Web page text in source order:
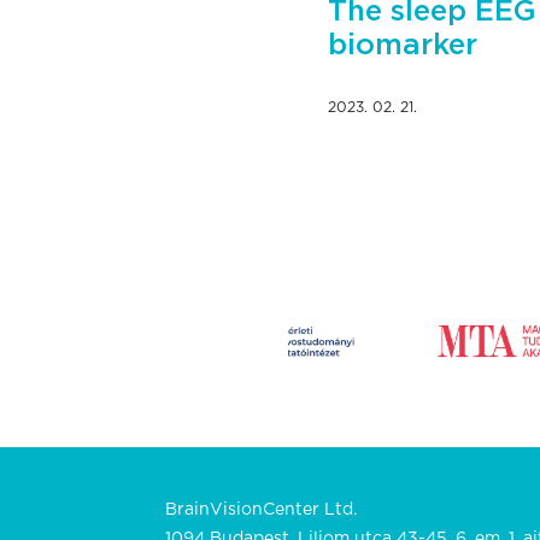
The sleep
biomarker
2023. 02. 21.
BrainVisionCenter Ltd.